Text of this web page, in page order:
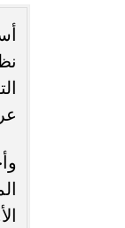
حُسنى شريفي
بأغنية